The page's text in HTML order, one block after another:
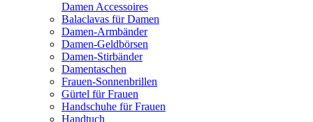
Damen Accessoires
Balaclavas für Damen
Damen-Armbänder
Damen-Geldbörsen
Damen-Stirbänder
Damentaschen
Frauen-Sonnenbrillen
Gürtel für Frauen
Handschuhe für Frauen
Handtuch